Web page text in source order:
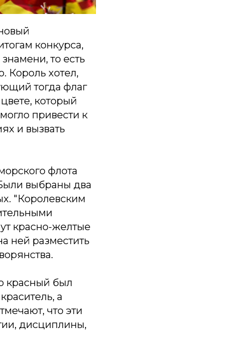
конкурса,
то есть
Король хотел,
тогда флаг
который
привести к
и вызвать
флота
выбраны два
"Королевским
красно-желтые
ней разместить
красный был
а
что эти
дисциплины,